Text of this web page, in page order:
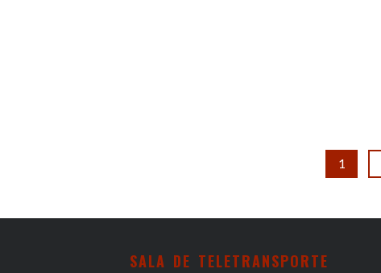
1
SALA DE TELETRANSPORTE